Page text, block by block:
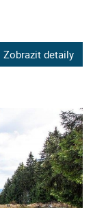
Zobrazit detaily